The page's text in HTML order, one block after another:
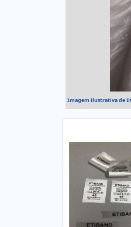
Imagem ilustrativa de